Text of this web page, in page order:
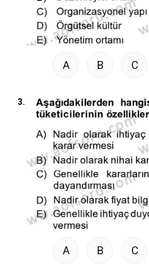
A B C
3.
A B C